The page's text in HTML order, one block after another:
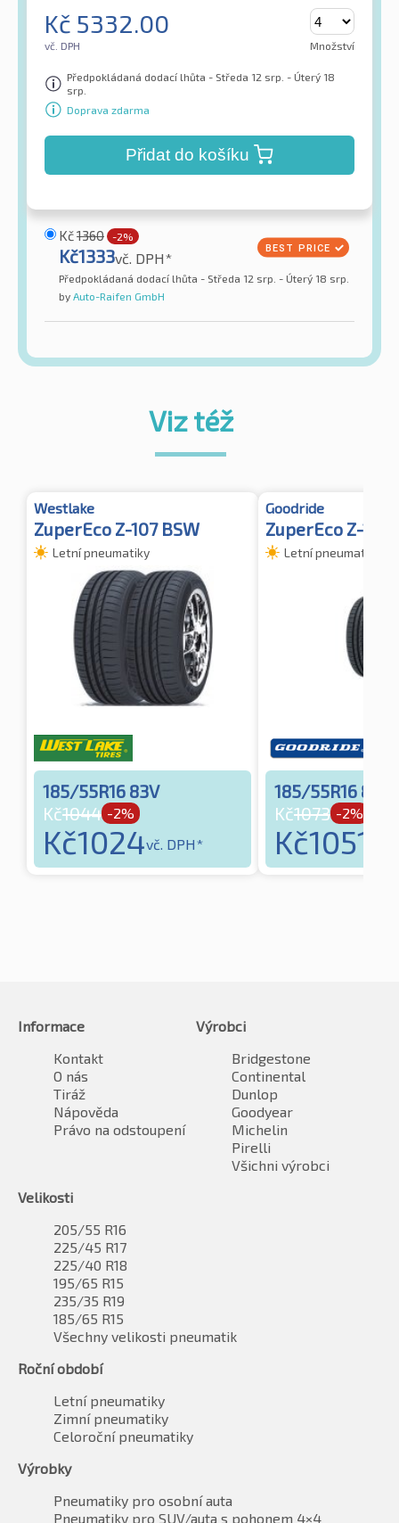
Kč 5332.00
vč. DPH Množství
Předpokládaná dodací lhůta - Středa 12 srp. - Úterý 18
srp.
Doprava zdarma
Přidat do košíku
Kč1360 -2%
Kč1333vč. DPH*
Předpokládaná dodací lhůta - Středa 12 srp. - Úterý 18 srp.
by Auto-Raifen GmbH
Viz též
Westlake
ZuperEco Z-107 BSW
Letní pneumatiky
185/55R16 83V
Kč1044 -2%
Kč1024vč. DPH*
Goodride
ZuperEco Z-107
Letní pneumatiky
185/55R16 83V
Kč1073 -2%
Kč1051
Informace
Kontakt
O nás
Tiráž
Nápověda
Právo na odstoupení
Výrobci
Bridgestone
Continental
Dunlop
Goodyear
Michelin
Pirelli
Všichni výrobci
Velikosti
205/55 R16
225/45 R17
225/40 R18
195/65 R15
235/35 R19
185/65 R15
Všechny velikosti pneumatik
Roční období
Letní pneumatiky
Zimní pneumatiky
Celoroční pneumatiky
Výrobky
Pneumatiky pro osobní auta
Pneumatiky pro SUV/auta s pohonem 4×4